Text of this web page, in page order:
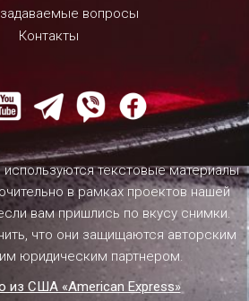
вопросы
Контакты
текстовые материалы
в рамках проектов нашей
вам пришлись по вкусу снимки.
что они защищаются авторским
юридическим партнером.
из США «American Express»